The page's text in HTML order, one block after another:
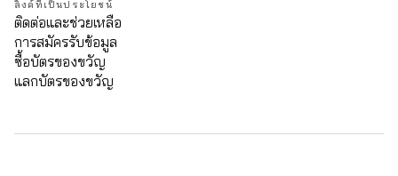
ลิงค์ที่เป็นประโยชน์
ติดต่อและช่วยเหลือ
การสมัครรับข้อมูล
ซื้อบัตรของขวัญ
แลกบัตรของขวัญ